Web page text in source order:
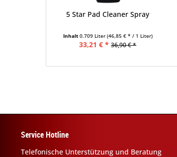
5 Star Pad Cleaner Spray
Inhalt 0.709 Liter (46,85 € * / 1 Liter)
33,21 € * 36,90 € *
Service Hotline
Telefonische Unterstützung und Beratung